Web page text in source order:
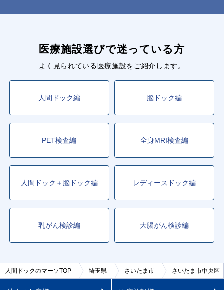
医療施設選びで迷っている方
よく見られている医療施設をご紹介します。
人間ドック編 脳ドック編
PET検査編 全身MRI検査編
人間ドック＋脳ドック編 レディースドック編
乳がん検診編 大腸がん検診編
人間ドックのマーソTOP 埼玉県 さいたま市 さいたま市中央区